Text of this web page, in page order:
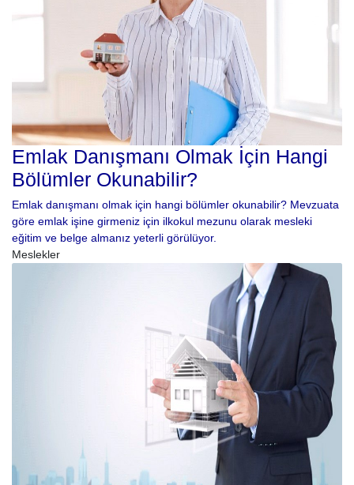
Emlak Danışmanı Olmak İçin Hangi
Bölümler Okunabilir?
Emlak danışmanı olmak için hangi bölümler okunabilir? Mevzuata
göre emlak işine girmeniz için ilkokul mezunu olarak mesleki
eğitim ve belge almanız yeterli görülüyor.
Meslekler